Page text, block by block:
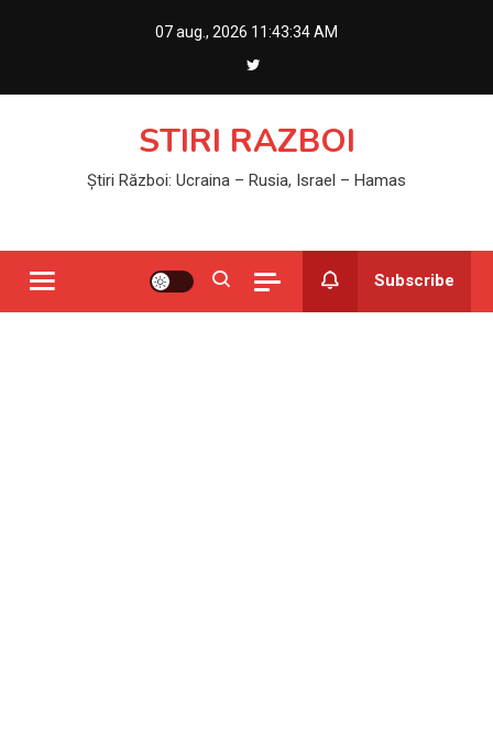
07 aug., 2026 11:43:35 AM
STIRI RAZBOI
Știri Război: Ucraina – Rusia, Israel – Hamas
Subscribe